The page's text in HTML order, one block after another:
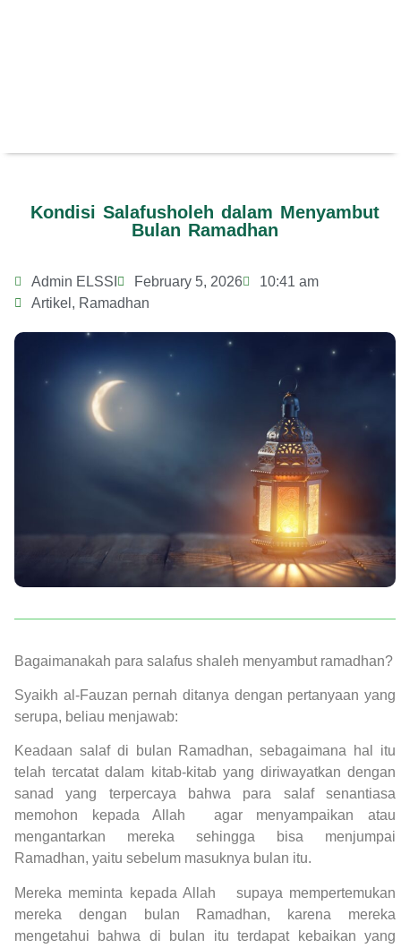
Kondisi Salafusholeh dalam Menyambut
Bulan Ramadhan
Admin ELSSI February 5, 2026
10:41 am
Artikel , Ramadhan
Bagaimanakah para salafus shaleh menyambut ramadhan?
Syaikh al-Fauzan pernah ditanya dengan pertanyaan yang
serupa, beliau menjawab:
Keadaan salaf di bulan Ramadhan, sebagaimana hal itu
telah tercatat dalam kitab-kitab yang diriwayatkan dengan
sanad yang terpercaya bahwa para salaf senantiasa
memohon kepada Allah agar menyampaikan atau
mengantarkan mereka sehingga bisa menjumpai
Ramadhan, yaitu sebelum masuknya bulan itu.
Mereka meminta kepada Allah supaya mempertemukan
mereka dengan bulan Ramadhan, karena mereka
mengetahui bahwa di bulan itu terdapat kebaikan yang